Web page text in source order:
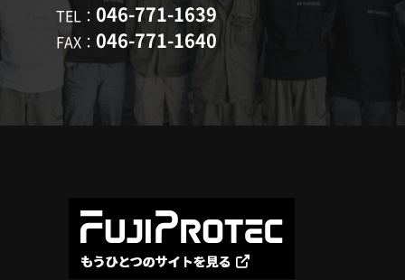
TEL： 046-771-1639
FAX： 046-771-1640